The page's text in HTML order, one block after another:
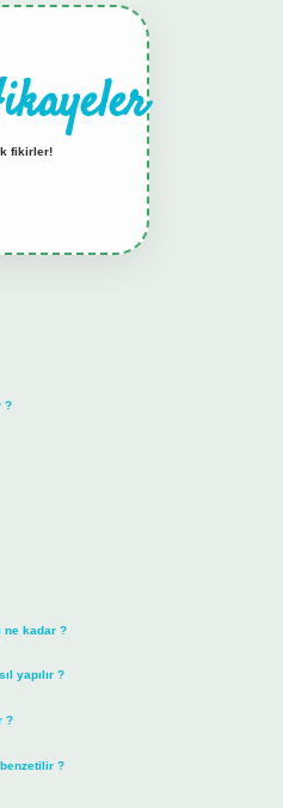
fikirler!
?
ne kadar ?
yapılır ?
?
?